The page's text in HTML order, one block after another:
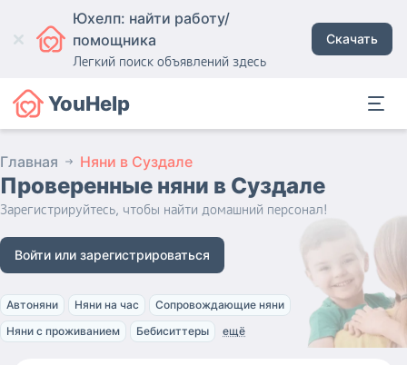
Юхелп: найти работу/
помощника
Легкий поиск объявлений здесь
Скачать
YouHelp
Главная Няни в Суздале
Проверенные няни в Суздале
Зарегистрируйтесь, чтобы найти домашний персонал!
Войти или зарегистрироваться
Автоняни Няни на час
Сопровождающие няни
Няни с проживанием
Бебиситтеры ещё